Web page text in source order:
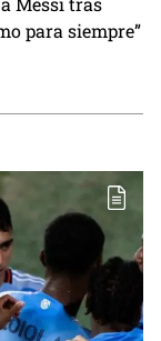
para siempre”